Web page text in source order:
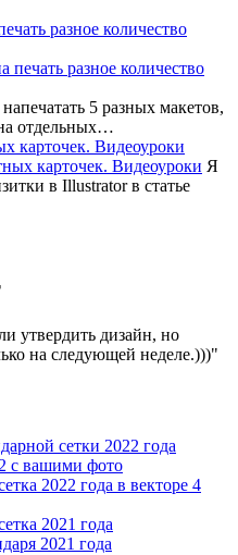
разное количество
5 разных макетов,
отдельных…
карточек. Видеоуроки
Я
в Illustrator в статье
утвердить дизайн, но
на следующей неделе.)))
сетки 2022 года
с вашими фото
2022 года в векторе 4
2021 года
2021 года